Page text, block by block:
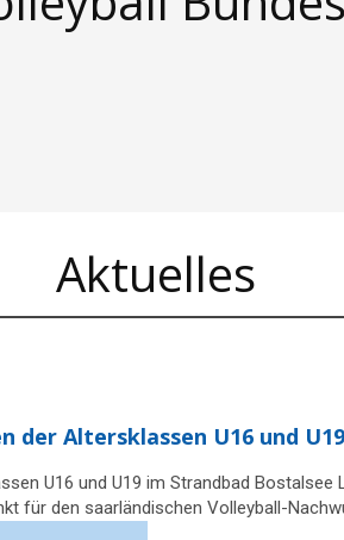
Aktuelles
der Altersklassen U16 und
U16 und U19 im Strandbad
für den saarländischen Volleyball-